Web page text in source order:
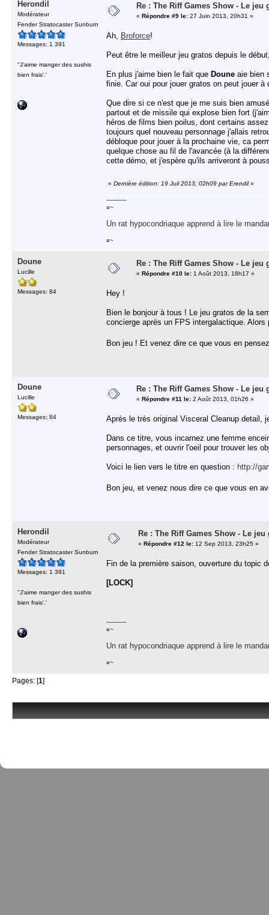
Herondil
Modérateur
Fender Stratocaster Sunburn
Messages: 1 391
''J'aime manger des sushis
bien frais'.'
Re : The Riff Games Show - Le jeu
« Répondre #9 le: 27 Juin 2013, 20h31 »
Ah, Broforce!
Peut être le meilleur jeu gratos depuis le
En plus j'aime bien le fait que Doune aie bien
finie. Car oui pour jouer gratos on peut jouer
Que dire si ce n'est que je me suis bien
partout et de missile qui explose bien fort
héros de films bien poilus, dont certains
toujours quel nouveau personnage j'allais
débloque pour jouer à la prochaine vie, ca
quelque chose au fil de l'avancée (à la
cette démo, et j'espère qu'ils arriveront à
« Dernière édition: 19 Juil 2013, 02h09 par Erendil»
-----------
¤~
Un rat hypocondriaque apprend à lire le
¤~
Doune
Lucille
Messages: 84
Re : The Riff Games Show - Le jeu
« Répondre #10 le: 1 Août 2013, 18h17 »
Hey !
Bien le bonjour à tous ! Le jeu gratos de la
concierge après un FPS intergalactique.
Bon jeu ! Et venez dire ce que vous en
Doune
Lucille
Messages: 84
Re : The Riff Games Show - Le jeu
« Répondre #11 le: 2 Août 2013, 01h26 »
Après le très original Visceral Cleanup detail,
Dans ce titre, vous incarnez une femme
personnages, et ouvrir l'oeil pour trouver les
Voici le lien vers le titre en question : http://
Bon jeu, et venez nous dire ce que vous en
Herondil
Modérateur
Fender Stratocaster Sunburn
Messages: 1 391
''J'aime manger des sushis
bien frais'.'
Re : The Riff Games Show - Le
« Répondre #12 le: 12 Sep 2013, 23h25 »
Fin de la première saison, ouverture du topic
[LOCK]
-----------
¤~
Un rat hypocondriaque apprend à lire le
¤~
Pages: [1]